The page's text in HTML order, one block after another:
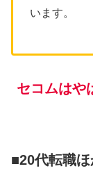
います。
セコムは
■20代転職